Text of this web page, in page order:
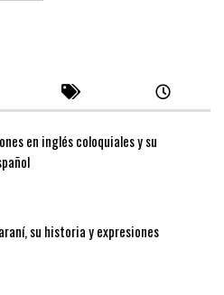
en inglés coloquiales y su
su historia y expresiones